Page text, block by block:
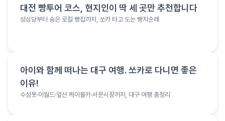
여행 정보
대전 빵투어 코스, 현지인이 딱 세 곳만 추천합니다
성심당부터 숨은 로컬 빵집까지, 쏘카 타고 도는 빵지순례
여행 정보
아이와 함께 떠나는 대구 여행. 쏘카로 다니면 좋은
이유!
수성못·이월드·앞산 케이블카·서문시장까지, 대구 여행 총정리